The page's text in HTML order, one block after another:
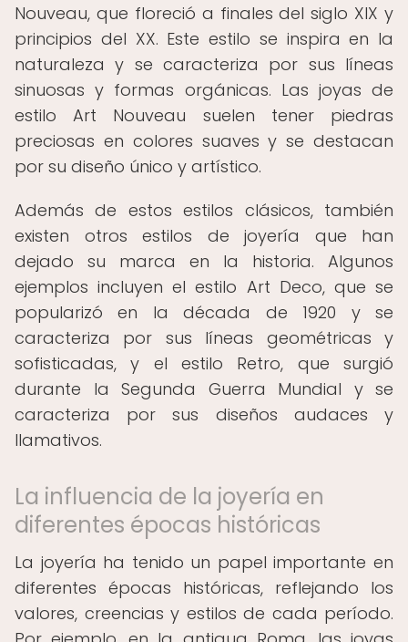
Nouveau, que floreció a finales del siglo XIX y
principios del XX. Este estilo se inspira en la
naturaleza y se caracteriza por sus líneas
sinuosas y formas orgánicas. Las joyas de
estilo Art Nouveau suelen tener piedras
preciosas en colores suaves y se destacan
por su diseño único y artístico.
Además de estos estilos clásicos, también
existen otros estilos de joyería que han
dejado su marca en la historia. Algunos
ejemplos incluyen el estilo Art Deco, que se
popularizó en la década de 1920 y se
caracteriza por sus líneas geométricas y
sofisticadas, y el estilo Retro, que surgió
durante la Segunda Guerra Mundial y se
caracteriza por sus diseños audaces y
llamativos.
La influencia de la joyería en
diferentes épocas históricas
La joyería ha tenido un papel importante en
diferentes épocas históricas, reflejando los
valores, creencias y estilos de cada período.